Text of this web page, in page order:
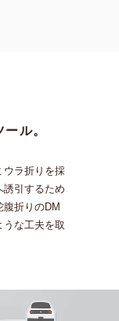
ル。
ウラ折りを採
誘引するため
腹折りのDM
うな⼯夫を取